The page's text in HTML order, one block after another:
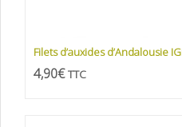
Filets d’auxides d’Andalousie
4,90€ TTC